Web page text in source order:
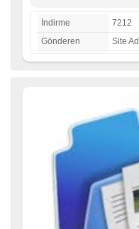
İndirme
7212
Gönderen
Site